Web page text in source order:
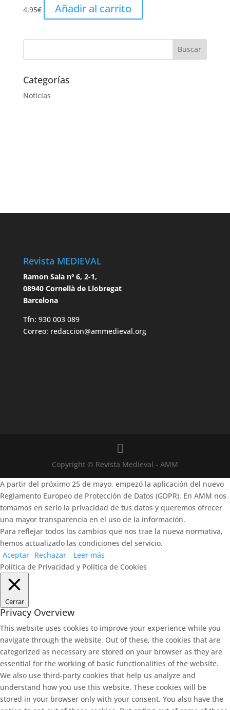
4,95€ Añadir al carrito
Categorías
Noticias
Revista MEDIEVAL
Ramon Sala nº 6, 2-1,
08940 Cornellà de Llobregat
Barcelona
Tfn: 930 003 089
Correo: redaccion@ammedieval.org
Copyright © Revista Medieval - AMM
A partir del próximo 25 de mayo, empezó la aplicación del nuevo
Reglamento Europeo de Protección de Datos (GDPR). En AMM nos
tomamos en serio la privacidad de tus datos y queremos ofrecer
una mayor transparencia en el uso de la información.
Para reflejar todos los cambios que nos trae la nueva normativa,
hemos actualizado las condiciones del servicio.
Aceptar Rechazar
Leer más
Política de Privacidad y Política de Cookies
Cerrar
Privacy Overview
This website uses cookies to improve your experience while you
navigate through the website. Out of these, the cookies that are
categorized as necessary are stored on your browser as they are
essential for the working of basic functionalities of the website.
We also use third-party cookies that help us analyze and
understand how you use this website. These cookies will be
stored in your browser only with your consent. You also have the